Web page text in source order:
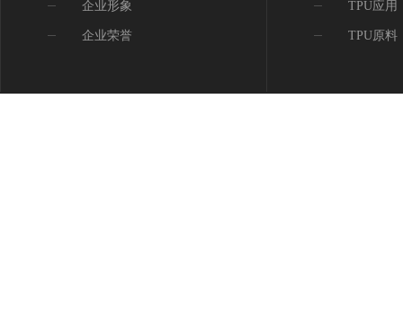
企业形象
企业荣誉
TPU应用
TPU原料